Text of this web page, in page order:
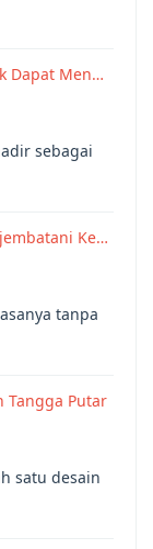
Dapat Men…
sebagai
Ke…
tanpa
Tangga Putar
satu desain